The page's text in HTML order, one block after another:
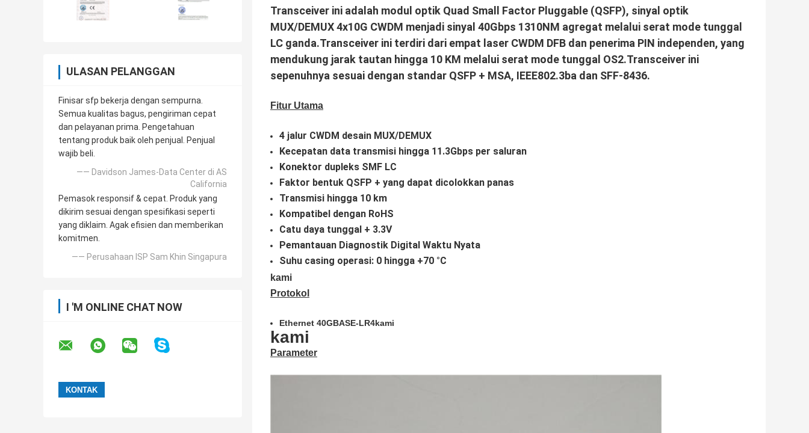
ULASAN PELANGGAN
Finisar sfp bekerja dengan sempurna.
Semua kualitas bagus, pengiriman cepat
dan pelayanan prima. Pengetahuan
tentang produk baik oleh penjual. Penjual
wajib beli.
—— Davidson James-Data Center di AS
California
Pemasok responsif & cepat. Produk yang
dikirim sesuai dengan spesifikasi seperti
yang diklaim. Agak efisien dan memberikan
komitmen.
—— Perusahaan ISP Sam Khin Singapura
I 'M ONLINE CHAT NOW
Transceiver ini adalah modul optik Quad Small Factor Pluggable (QSFP), sinyal optik
MUX/DEMUX 4x10G CWDM menjadi sinyal 40Gbps 1310NM agregat melalui serat mode tunggal
LC ganda.Transceiver ini terdiri dari empat laser CWDM DFB dan penerima PIN independen, yang
mendukung jarak tautan hingga 10 KM melalui serat mode tunggal OS2.Transceiver ini
sepenuhnya sesuai dengan standar QSFP + MSA, IEEE802.3ba dan SFF-8436.
Fitur Utama
4 jalur CWDM desain MUX/DEMUX
Kecepatan data transmisi hingga 11.3Gbps per saluran
Konektor dupleks SMF LC
Faktor bentuk QSFP + yang dapat dicolokkan panas
Transmisi hingga 10 km
Kompatibel dengan RoHS
Catu daya tunggal + 3.3V
Pemantauan Diagnostik Digital Waktu Nyata
Suhu casing operasi: 0 hingga +70 °C
kami
Protokol
Ethernet 40GBASE-LR4kami
kami
Parameter